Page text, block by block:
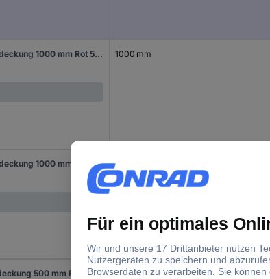
Fränkische Rohrwerke 18040100 Abdeckung 1000 mm Rot 50 St. 1000 mm
Fränkische Rohrwerke 18140200 Abdeckung 1000 mm Rot 1 St. 1000 mm
Fränkische Rohrwerke 18120160 Abdeckung 500 mm Rot 50 St. 500 mm